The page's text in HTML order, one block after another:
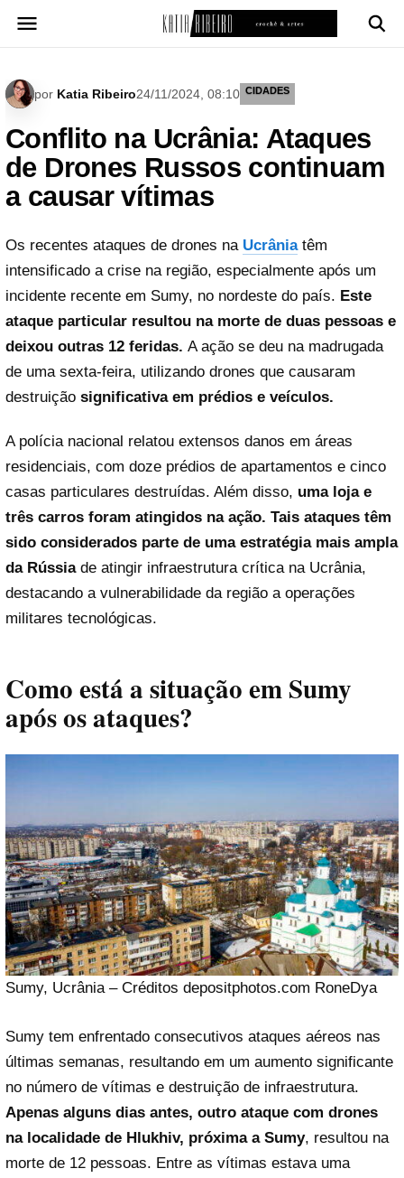
para
por Katia Ribeiro24/11/2024, 08:10 CIDADES
Conflito na Ucrânia: Ataques
de Drones Russos continuam
a causar vítimas
Os recentes ataques de drones na Ucrâniatêm
intensificado a crise na região, especialmente após um
incidente recente em Sumy, no nordeste do país. Este
ataque particular resultou na morte de duas pessoas e
deixou outras 12 feridas. A ação se deu na madrugada
de uma sexta-feira, utilizando drones que causaram
destruição significativa em prédios e veículos.
A polícia nacional relatou extensos danos em áreas
residenciais, com doze prédios de apartamentos e cinco
casas particulares destruídas. Além disso, uma loja e
três carros foram atingidos na ação. Tais ataques têm
sido considerados parte de uma estratégia mais ampla
da Rússia de atingir infraestrutura crítica na Ucrânia,
destacando a vulnerabilidade da região a operações
militares tecnológicas.
Como está a situação em Sumy
após os ataques?
Sumy, Ucrânia – Créditos depositphotos.com RoneDya
Sumy tem enfrentado consecutivos ataques aéreos nas
últimas semanas, resultando em um aumento significante
no número de vítimas e destruição de infraestrutura.
Apenas alguns dias antes, outro ataque com drones
na localidade de Hlukhiv, próxima a Sumy, resultou na
morte de 12 pessoas. Entre as vítimas estava uma